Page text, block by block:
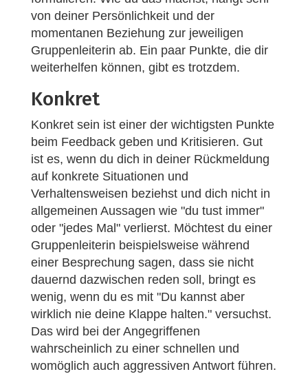
von deiner Persönlichkeit und der
momentanen Beziehung zur jeweiligen
Gruppenleiterin ab. Ein paar Punkte, die dir
weiterhelfen können, gibt es trotzdem.
Konkret
Konkret sein ist einer der wichtigsten Punkte
beim Feedback geben und Kritisieren. Gut
ist es, wenn du dich in deiner Rückmeldung
auf konkrete Situationen und
Verhaltensweisen beziehst und dich nicht in
allgemeinen Aussagen wie "du tust immer"
oder "jedes Mal" verlierst. Möchtest du einer
Gruppenleiterin beispielsweise während
einer Besprechung sagen, dass sie nicht
dauernd dazwischen reden soll, bringt es
wenig, wenn du es mit "Du kannst aber
wirklich nie deine Klappe halten." versuchst.
Das wird bei der Angegriffenen
wahrscheinlich zu einer schnellen und
womöglich auch aggressiven Antwort führen.